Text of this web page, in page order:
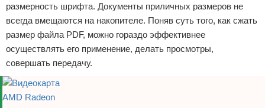
размерность шрифта. Документы приличных размеров не
всегда вмещаются на накопителе. Поняв суть того, как сжать
размер файла PDF, можно гораздо эффективнее
осуществлять его применение, делать просмотры,
совершать передачу.